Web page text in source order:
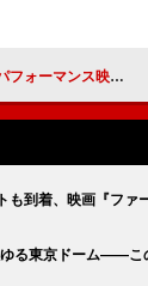
ーマンス映像公開
も到着、映画『フ
る東京ドーム――こ